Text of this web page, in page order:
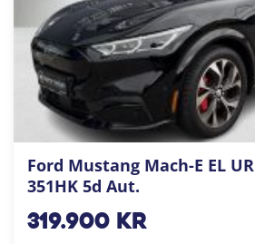
Ford Mustang Mach-E EL
351HK 5d Aut.
319.900kr